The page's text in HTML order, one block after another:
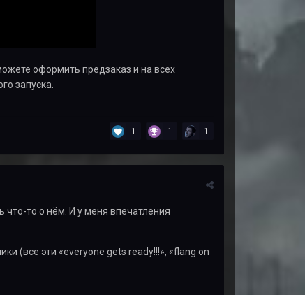
оформить предзаказ и на всех
запуска.
1 1 1
что-то о нём. И у меня впечатления
(все эти «everyone gets ready!!!», «flang on